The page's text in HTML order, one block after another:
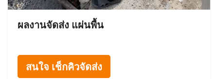
ผลงานจัดส่ง แผ่นพื้น
สนใจ เช็กคิวจัดส่ง